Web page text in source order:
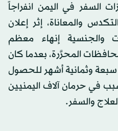
السفر في اليمن انفراجاً
والمعاناة، إثر إعلان
والجنسية إنهاء معظم
المحرَّرة، بعدما كان
سبعة وثمانية أشهر للحصول
في حرمان آلاف اليمنيين
والسفر.